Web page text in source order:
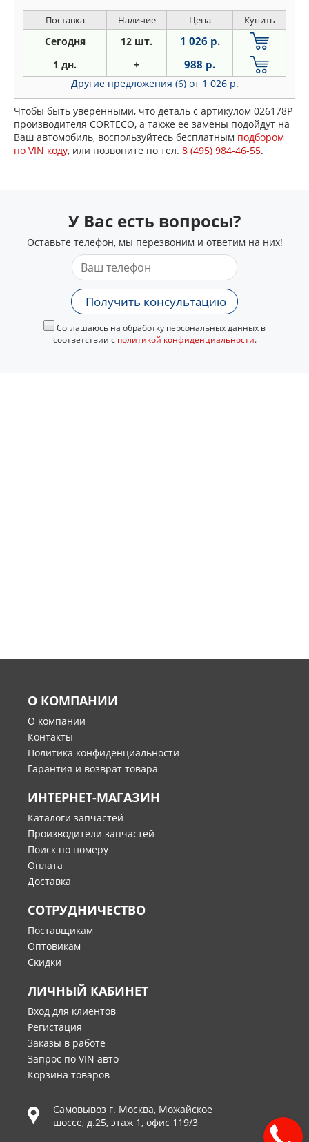
Поставка Наличие Цена Купить
Сегодня 12 шт. 1 026 р.
1 дн. + 988 р.
Другие предложения (6) от 1 026 р.
Чтобы быть уверенными, что деталь с артикулом 026178P
производителя CORTECO, а также ее замены подойдут на
Ваш автомобиль, воспользуйтесь бесплатным подбором
по VIN коду, или позвоните по тел. 8 (495) 984-46-55.
У Вас есть вопросы?
Оставьте телефон, мы перезвоним и ответим на них!
Получить консультацию
Соглашаюсь на обработку персональных данных в
соответствии с политикой конфиденциальности.
О КОМПАНИИ
О компании
Контакты
Политика конфиденциальности
Гарантия и возврат товара
ИНТЕРНЕТ-МАГАЗИН
Каталоги запчастей
Производители запчастей
Поиск по номеру
Оплата
Доставка
СОТРУДНИЧЕСТВО
Поставщикам
Оптовикам
Скидки
ЛИЧНЫЙ КАБИНЕТ
Вход для клиентов
Регистация
Заказы в работе
Запрос по VIN авто
Корзина товаров
Самовывоз г. Москва, Можайское
шоссе, д.25, этаж 1, офис 119/3